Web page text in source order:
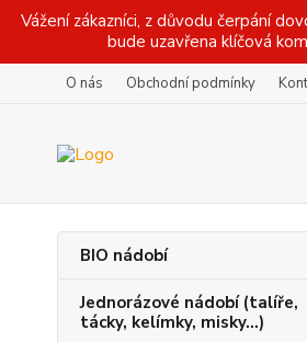
Vážení zákazníci, z důvodu čerpání
bude uzavřena klíčová
O nás Obchodní podmínky
BIO nádobí
Jednorázové nádobí (talíře,
tácky, kelímky, misky...)